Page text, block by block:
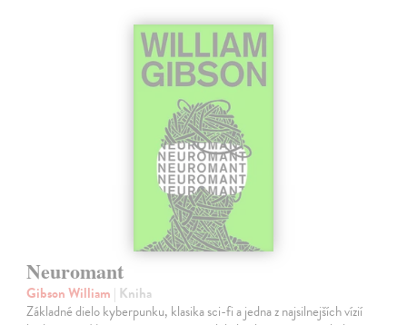
Neuromant
Gibson William | Kniha
Základné dielo kyberpunku, klasika sci-fi a jedna z najsilnejších vízií